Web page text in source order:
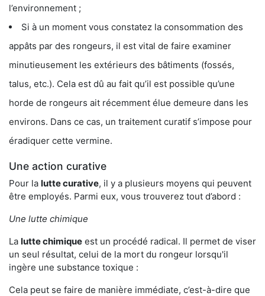
l’environnement ;
Si à un moment vous constatez la consommation des
appâts par des rongeurs, il est vital de faire examiner
minutieusement les extérieurs des bâtiments (fossés,
talus, etc.). Cela est dû au fait qu’il est possible qu’une
horde de rongeurs ait récemment élue demeure dans les
environs. Dans ce cas, un traitement curatif s’impose pour
éradiquer cette vermine.
Une action curative
Pour la lutte curative, il y a plusieurs moyens qui peuvent
être employés. Parmi eux, vous trouverez tout d’abord :
Une lutte chimique
La lutte chimique est un procédé radical. Il permet de viser
un seul résultat, celui de la mort du rongeur lorsqu'il
ingère une substance toxique :
Cela peut se faire de manière immédiate, c’est-à-dire que